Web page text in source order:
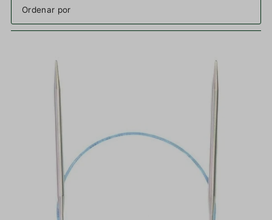
Características
Más vendidos
Alfabéticamente, A-Z
Precio, mayor a menor
Fecha: antiguo(a) a reciente
Fecha: reciente a antiguo(a)